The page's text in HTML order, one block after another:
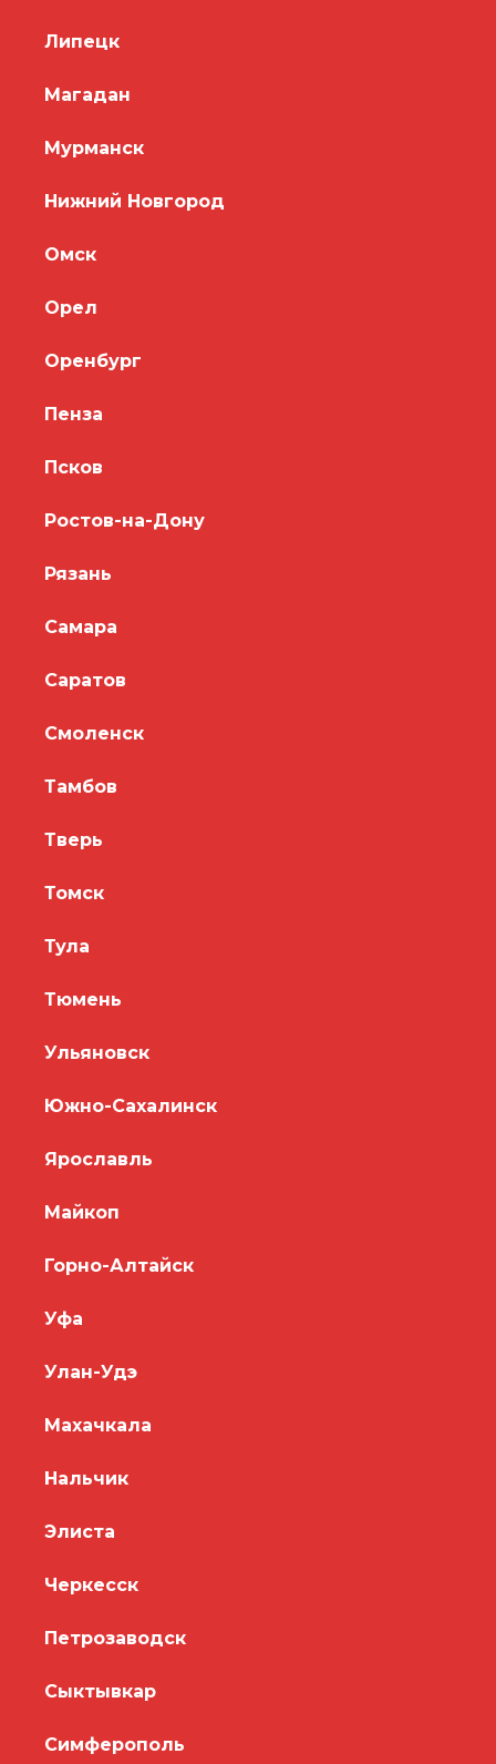
Липецк
Магадан
Мурманск
Нижний Новгород
Омск
Орел
Оренбург
Пенза
Псков
Ростов-на-Дону
Рязань
Самара
Саратов
Смоленск
Тамбов
Тверь
Томск
Тула
Тюмень
Ульяновск
Южно-Сахалинск
Ярославль
Майкоп
Горно-Алтайск
Уфа
Улан-Удэ
Махачкала
Нальчик
Элиста
Черкесск
Петрозаводск
Сыктывкар
Симферополь